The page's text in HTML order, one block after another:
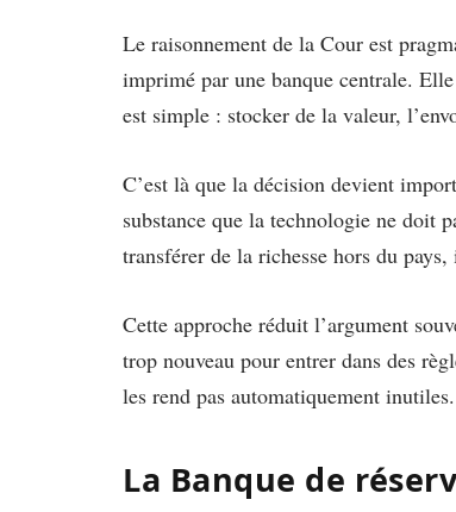
Le raisonnement de la Cour est
imprimé par une banque centrale.
est simple : stocker de la valeur,
C’est là que la décision devient
substance que la technologie ne doit
transférer de la richesse hors du
Cette approche réduit l’argument
trop nouveau pour entrer dans des
les rend pas automatiquement
La Banque de